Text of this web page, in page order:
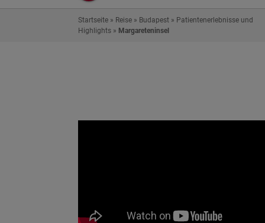
Startseite» Reise» Budapest» Patientenerlebnisse und
Highlights» Margareteninsel